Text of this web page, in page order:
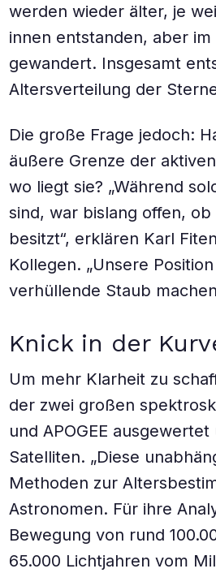
werden wieder älter, je
innen entstanden, aber
gewandert. Insgesamt
Altersverteilung der
Die große Frage jedoch:
äußere Grenze der
wo liegt sie? „Während
sind, war bislang offen,
besitzt“, erklären Karl
Kollegen. „Unsere
verhüllende Staub
Knick in der
Um mehr Klarheit zu
der zwei großen
und APOGEE
Satelliten. „Diese
Methoden zur
Astronomen. Für ihre
Bewegung von rund
65.000 Lichtjahren vom